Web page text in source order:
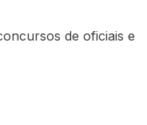
de oficiais e